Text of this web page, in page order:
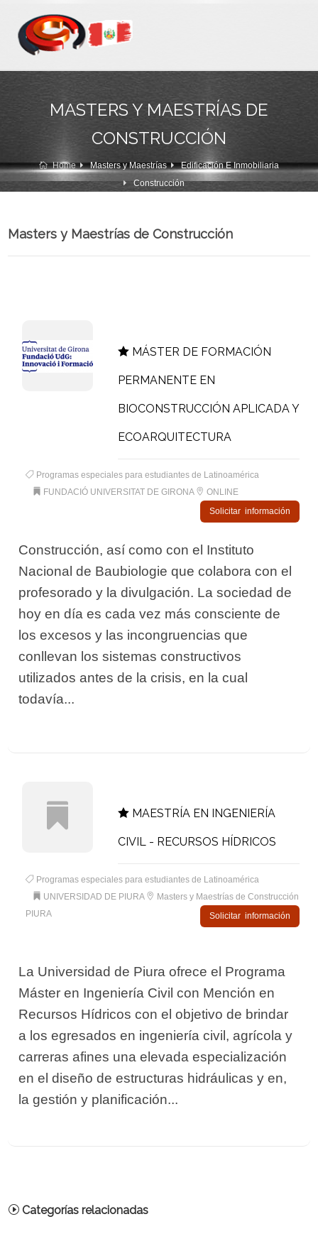
MASTERS Y MAESTRÍAS DE
CONSTRUCCIÓN
Home Masters y Maestrías
Edificación E Inmobiliaria
Construcción
Masters y Maestrías de Construcción
MÁSTER DE FORMACIÓN
PERMANENTE EN
BIOCONSTRUCCIÓN APLICADA Y
ECOARQUITECTURA
Programas especiales para estudiantes de Latinoamérica
FUNDACIÓ UNIVERSITAT DE GIRONA
ONLINE
Solicitar información
Construcción, así como con el Instituto
Nacional de Baubiologie que colabora con el
profesorado y la divulgación. La sociedad de
hoy en día es cada vez más consciente de
los excesos y las incongruencias que
conllevan los sistemas constructivos
utilizados antes de la crisis, en la cual
todavía...
MAESTRÍA EN INGENIERÍA
CIVIL - RECURSOS HÍDRICOS
Programas especiales para estudiantes de Latinoamérica
UNIVERSIDAD DE PIURA
Masters y Maestrías de Construcción
PIURA
Solicitar información
La Universidad de Piura ofrece el Programa
Máster en Ingeniería Civil con Mención en
Recursos Hídricos con el objetivo de brindar
a los egresados en ingeniería civil, agrícola y
carreras afines una elevada especialización
en el diseño de estructuras hidráulicas y en,
la gestión y planificación...
Categorías relacionadas